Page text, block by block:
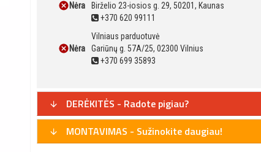
Nėra
Birželio 23-iosios g. 29, 50201, Kaunas
+370 620 99111
Nėra
Vilniaus parduotuvė
Gariūnų g. 57A/25, 02300 Vilnius
+370 699 35893
DERĖKITĖS - Radote pigiau?
MONTAVIMAS - Sužinokite daugiau!